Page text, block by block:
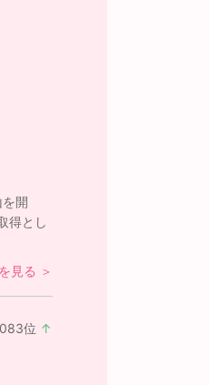
開
得とし
見る ＞
位 ↑